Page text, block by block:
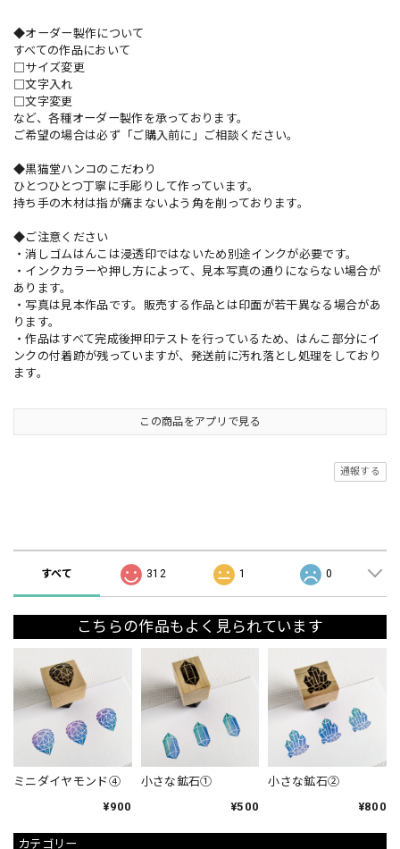
カテゴリー
◆オーダー製作について
すべての作品において
□サイズ変更
□文字入れ
□文字変更
など、各種オーダー製作を承っております。
ご希望の場合は必ず「ご購入前に」ご相談ください。
◆黒猫堂ハンコのこだわり
ひとつひとつ丁寧に手彫りして作っています。
持ち手の木材は指が痛まないよう角を削っております。
◆ご注意ください
・消しゴムはんこは浸透印ではないため別途インクが必要です。
・インクカラーや押し方によって、見本写真の通りにならない場合が
あります。
・写真は見本作品です。販売する作品とは印面が若干異なる場合があ
ります。
・作品はすべて完成後押印テストを行っているため、はんこ部分にイ
ンクの付着跡が残っていますが、発送前に汚れ落とし処理をしており
ます。
この商品をアプリで見る
通報する
すべて 312 1 0
こちらの作品もよく見られています
ミニダイヤモンド④
¥900
小さな鉱石①
¥500
小さな鉱石②
¥800